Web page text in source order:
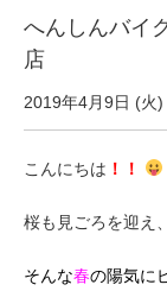
オリジナル自
PB全車種カタ
Norwayシリーズ
へんしんバイ
店
2019年4月9日 (火)
こんにちは ！！
桜も見ごろを迎え
そんな春の陽気に